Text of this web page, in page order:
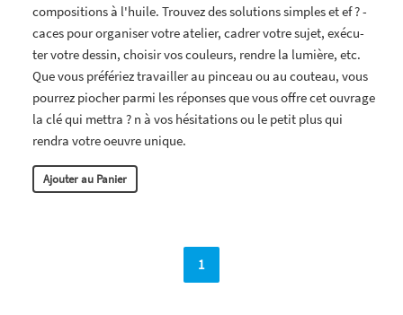
compositions à l'huile. Trouvez des solutions simples et ef ? -
caces pour organiser votre atelier, cadrer votre sujet, exécu-
ter votre dessin, choisir vos couleurs, rendre la lumière, etc.
Que vous préfériez travailler au pinceau ou au couteau, vous
pourrez piocher parmi les réponses que vous offre cet ouvrage
la clé qui mettra ? n à vos hésitations ou le petit plus qui
rendra votre oeuvre unique.
Ajouter au Panier
1